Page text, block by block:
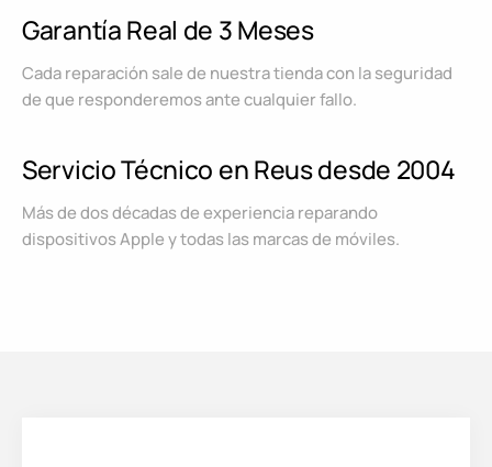
Garantía Real de 3 Meses
Cada reparación sale de nuestra tienda con la seguridad
de que responderemos ante cualquier fallo.
Servicio Técnico en Reus desde 2004
Más de dos décadas de experiencia reparando
dispositivos Apple y todas las marcas de móviles.